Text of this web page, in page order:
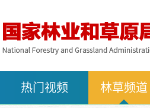
热门视频 林草频道